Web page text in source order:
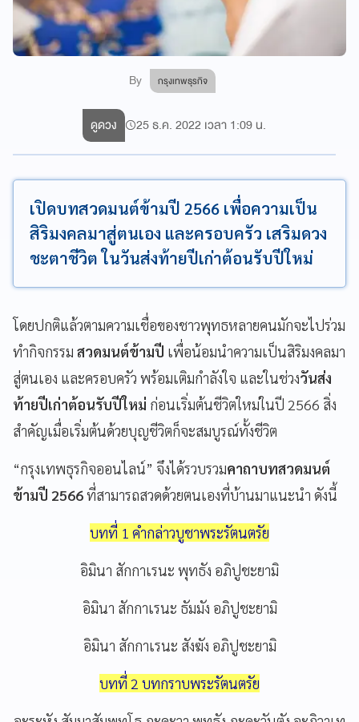
By กรุงเทพธุรกิจ
ดูดวง 25 ธ.ค. 2022 เวลา 1:09 น.
เปิดบทสวดมนต์ข้ามปี 2566 เพื่อความเป็น
สิริมงคลมาสู่ตนเอง และครอบครัว เสริมดวง
ชะตาชีวิต ในวันส่งท้ายปีเก่าต้อนรับปีใหม่
โดยปกติแล้วตามความเชื่อของชาวพุทธหลายคนมักจะไปร่วม
ทำกิจกรรม สวดมนต์ข้ามปี เพื่อน้อมนำความเป็นสิริมงคลมา
สู่ตนเอง และครอบครัว พร้อมเติมกำลังใจ และในช่วงวันส่ง
ท้ายปีเก่าต้อนรับปีใหม่ ก่อนเริ่มต้นชีวิตใหม่ในปี 2566 สิ่ง
สำคัญเมื่อเริ่มต้นด้วยบุญชีวิตก็จะสมบูรณ์ทั้งชีวิต
“กรุงเทพธุรกิจออนไลน์” จึงได้รวบรวมคาถาบทสวดมนต์
ข้ามปี 2566ที่สามารถสวดด้วยตนเองที่บ้านมาแนะนำ ดังนี้
บทที่ 1 คำกล่าวบูชาพระรัตนตรัย
อิมินา สักกาเรนะ พุทธัง อภิปูชะยามิ
อิมินา สักกาเรนะ ธัมมัง อภิปูชะยามิ
อิมินา สักกาเรนะ สังฆัง อภิปูชะยามิ
บทที่ 2 บทกราบพระรัตนตรัย